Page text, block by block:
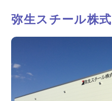
弥生スチール株